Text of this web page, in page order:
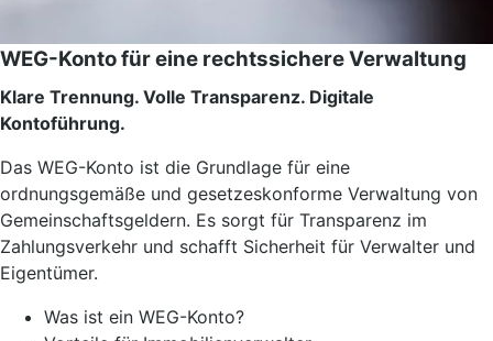
WEG-Konto für eine rechtssichere Verwaltung
Klare Trennung. Volle Transparenz. Digitale
Kontoführung.
Das WEG-Konto ist die Grundlage für eine
ordnungsgemäße und gesetzeskonforme Verwaltung von
Gemeinschaftsgeldern. Es sorgt für Transparenz im
Zahlungsverkehr und schafft Sicherheit für Verwalter und
Eigentümer.
Was ist ein WEG-Konto?